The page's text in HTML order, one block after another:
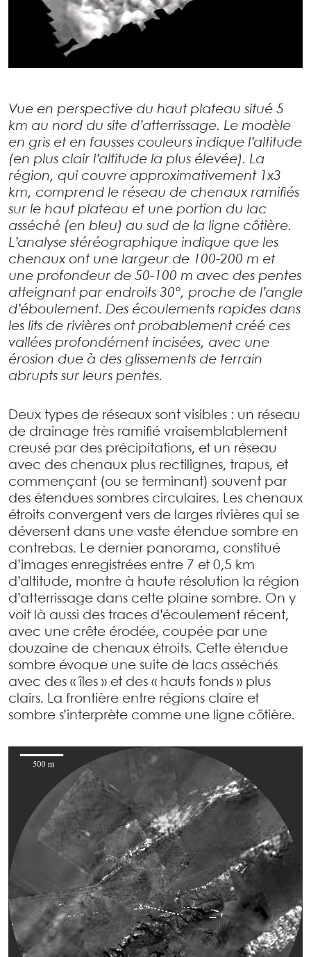
Vue en perspective du haut plateau situé 5
km au nord du site d’atterrissage. Le modèle
en gris et en fausses couleurs indique l’altitude
(en plus clair l’altitude la plus élevée). La
région, qui couvre approximativement 1x3
km, comprend le réseau de chenaux ramifiés
sur le haut plateau et une portion du lac
asséché (en bleu) au sud de la ligne côtière.
L’analyse stéréographique indique que les
chenaux ont une largeur de 100-200 m et
une profondeur de 50-100 m avec des pentes
atteignant par endroits 30°, proche de l’angle
d’éboulement. Des écoulements rapides dans
les lits de rivières ont probablement créé ces
vallées profondément incisées, avec une
érosion due à des glissements de terrain
abrupts sur leurs pentes.
Deux types de réseaux sont visibles : un réseau
de drainage très ramifié vraisemblablement
creusé par des précipitations, et un réseau
avec des chenaux plus rectilignes, trapus, et
commençant (ou se terminant) souvent par
des étendues sombres circulaires. Les chenaux
étroits convergent vers de larges rivières qui se
déversent dans une vaste étendue sombre en
contrebas. Le dernier panorama, constitué
d’images enregistrées entre 7 et 0,5 km
d’altitude, montre à haute résolution la région
d’atterrissage dans cette plaine sombre. On y
voit là aussi des traces d’écoulement récent,
avec une crête érodée, coupée par une
douzaine de chenaux étroits. Cette étendue
sombre évoque une suite de lacs asséchés
avec des « îles » et des « hauts fonds » plus
clairs. La frontière entre régions claire et
sombre s’interprète comme une ligne côtière.